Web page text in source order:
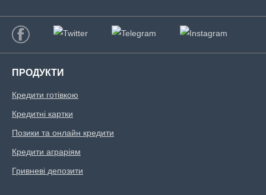
Вік позичальника
ПРОДУКТИ
Кредити готівкою
Кредитні картки
Позики та онлайн кредити
Кредити аграріям
Гривневі депозити